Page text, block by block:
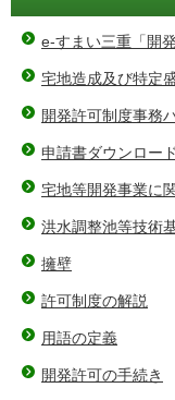
e-すまい三重「開
宅地造成及び特定
開発許可制度事務
申請書ダウンロー
宅地等開発事業に
洪水調整池等技術
擁壁
許可制度の解説
用語の定義
開発許可の手続き